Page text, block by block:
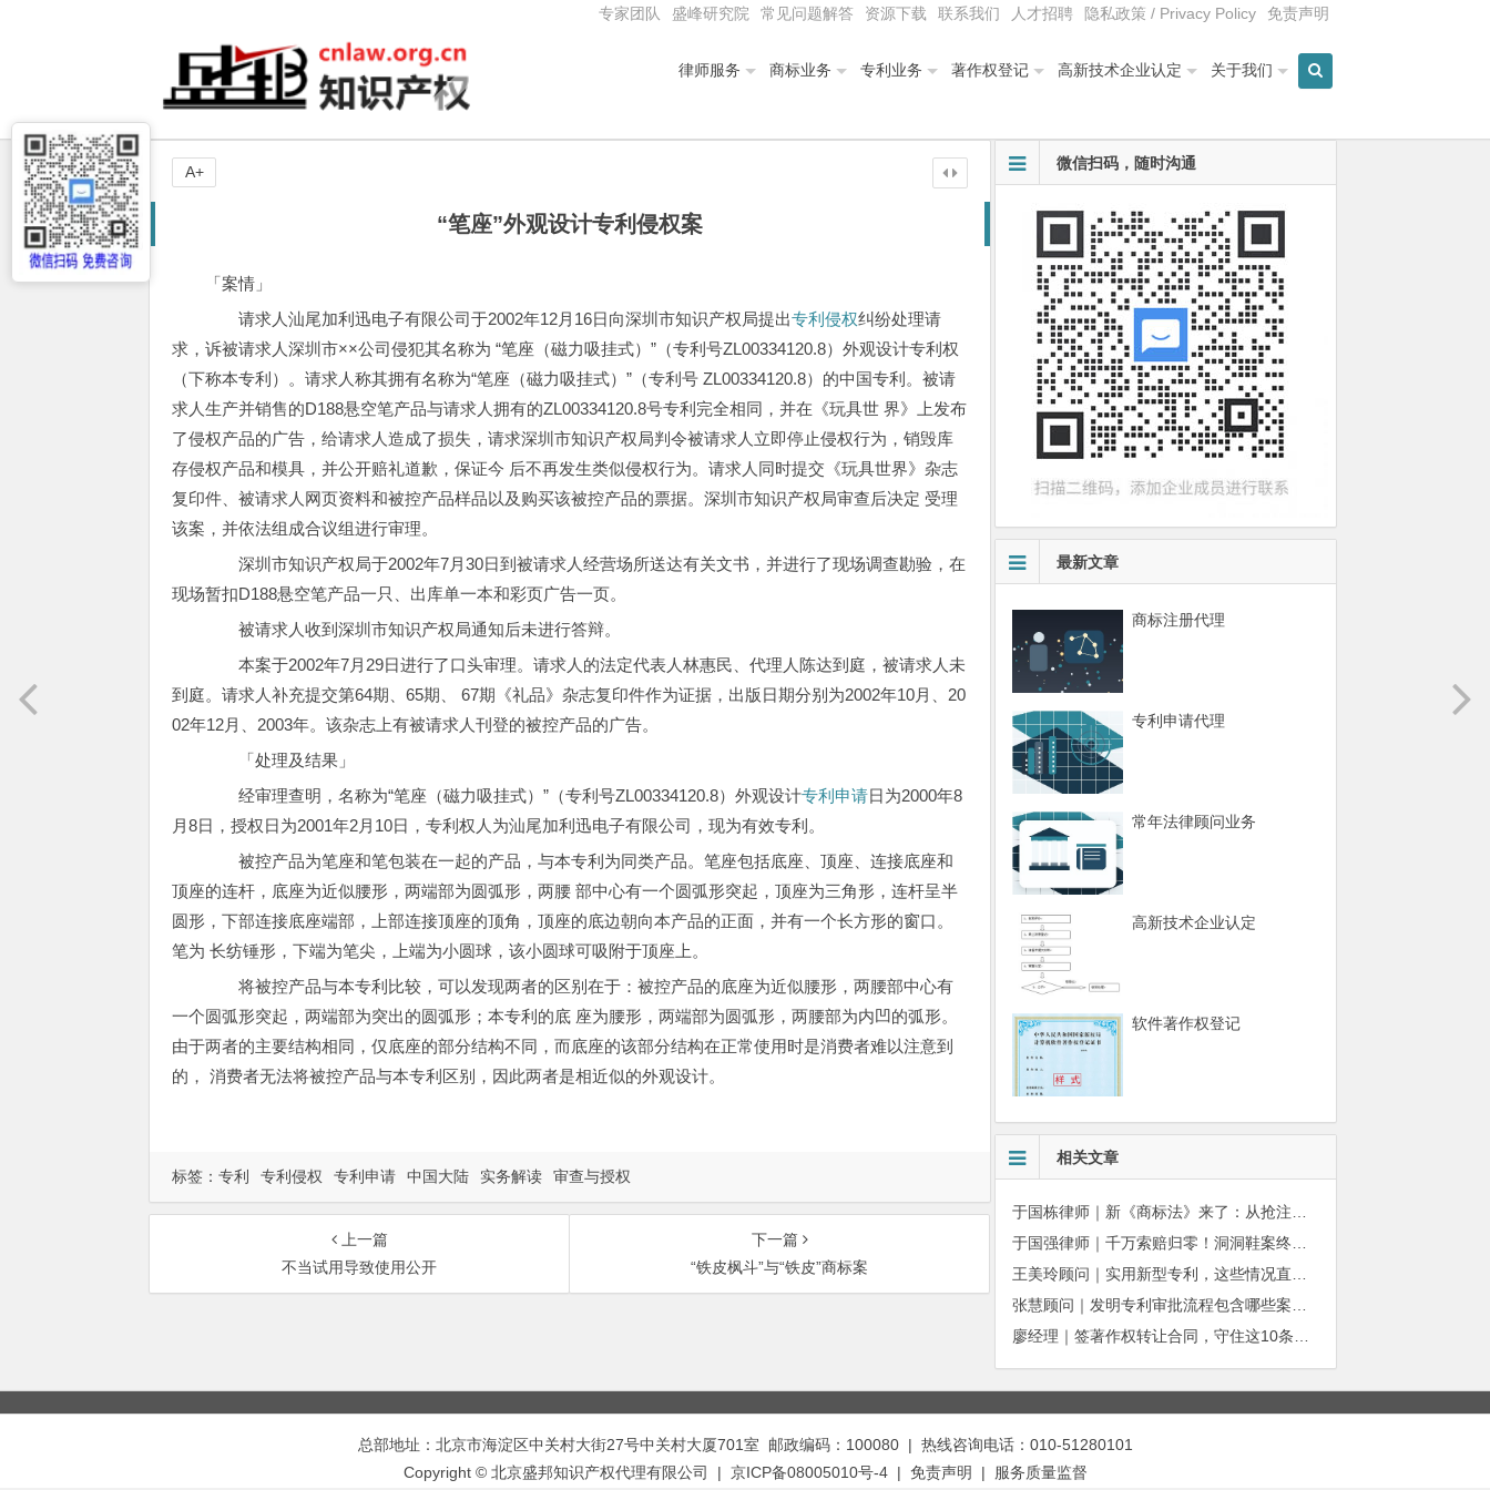
专家团队 盛峰研究院 常见问题解答 资源下载 联系我们 人才招聘 隐私政策 / Privacy Policy 免责声明
律师服务 商标业务 专利业务 著作权登记 高新技术企业认定 关于我们
“笔座”外观设计专利侵权案
「案情」
请求人汕尾加利迅电子有限公司于2002年12月16日向深圳市知识产权局提出专利侵权纠纷处理请
求，诉被请求人深圳市××公司侵犯其名称为 “笔座（磁力吸挂式）”（专利号ZL00334120.8）外观设计专利权
（下称本专利）。请求人称其拥有名称为“笔座（磁力吸挂式）”（专利号 ZL00334120.8）的中国专利。被请
求人生产并销售的D188悬空笔产品与请求人拥有的ZL00334120.8号专利完全相同，并在《玩具世 界》上发布
了侵权产品的广告，给请求人造成了损失，请求深圳市知识产权局判令被请求人立即停止侵权行为，销毁库
存侵权产品和模具，并公开赔礼道歉，保证今 后不再发生类似侵权行为。请求人同时提交《玩具世界》杂志
复印件、被请求人网页资料和被控产品样品以及购买该被控产品的票据。深圳市知识产权局审查后决定 受理
该案，并依法组成合议组进行审理。
深圳市知识产权局于2002年7月30日到被请求人经营场所送达有关文书，并进行了现场调查勘验，在
现场暂扣D188悬空笔产品一只、出库单一本和彩页广告一页。
被请求人收到深圳市知识产权局通知后未进行答辩。
本案于2002年7月29日进行了口头审理。请求人的法定代表人林惠民、代理人陈达到庭，被请求人未
到庭。请求人补充提交第64期、65期、 67期《礼品》杂志复印件作为证据，出版日期分别为2002年10月、20
02年12月、2003年。该杂志上有被请求人刊登的被控产品的广告。
「处理及结果」
经审理查明，名称为“笔座（磁力吸挂式）”（专利号ZL00334120.8）外观设计专利申请日为2000年8
月8日，授权日为2001年2月10日，专利权人为汕尾加利迅电子有限公司，现为有效专利。
被控产品为笔座和笔包装在一起的产品，与本专利为同类产品。笔座包括底座、顶座、连接底座和
顶座的连杆，底座为近似腰形，两端部为圆弧形，两腰 部中心有一个圆弧形突起，顶座为三角形，连杆呈半
圆形，下部连接底座端部，上部连接顶座的顶角，顶座的底边朝向本产品的正面，并有一个长方形的窗口。
笔为 长纺锤形，下端为笔尖，上端为小圆球，该小圆球可吸附于顶座上。
将被控产品与本专利比较，可以发现两者的区别在于：被控产品的底座为近似腰形，两腰部中心有
一个圆弧形突起，两端部为突出的圆弧形；本专利的底 座为腰形，两端部为圆弧形，两腰部为内凹的弧形。
由于两者的主要结构相同，仅底座的部分结构不同，而底座的该部分结构在正常使用时是消费者难以注意到
的， 消费者无法将被控产品与本专利区别，因此两者是相近似的外观设计。
A+
标签：专利 专利侵权 专利申请 中国大陆 实务解读 审查与授权
上一篇
不当试用导致使用公开
下一篇
“铁皮枫斗”与“铁皮”商标案
微信扫码，随时沟通
最新文章
商标注册代理
专利申请代理
常年法律顾问业务
高新技术企业认定
软件著作权登记
相关文章
总部地址：北京市海淀区中关村大街27号中关村大厦701室 邮政编码：100080 | 热线咨询电话：010-51280101
Copyright © 北京盛邦知识产权代理有限公司 | 京ICP备08005010号-4 | 免责声明 | 服务质量监督